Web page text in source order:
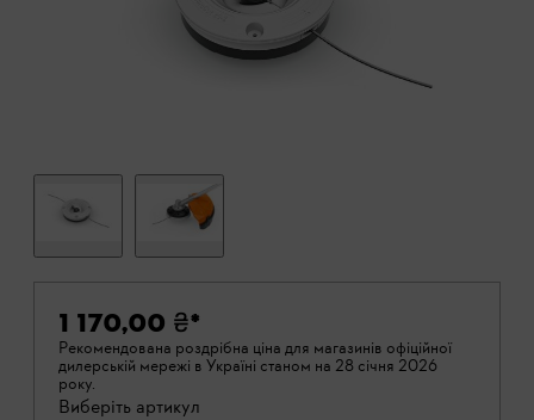
1 170,00 ₴*
Рекомендована роздрібна ціна для магазинів офіційної
дилерській мережі в Україні станом на 28 січня 2026
року.
Виберіть артикул